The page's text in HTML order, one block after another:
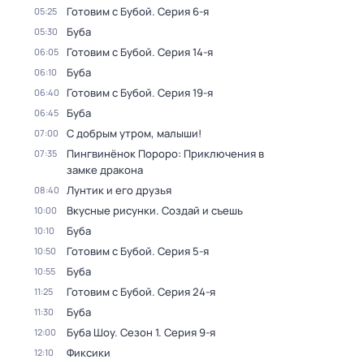
05:25 Готовим с Бубой. Серия 6-я
05:30 Буба
06:05 Готовим с Бубой. Серия 14-я
06:10 Буба
06:40 Готовим с Бубой. Серия 19-я
06:45 Буба
07:00 С добрым утром, малыши!
07:35
Пингвинёнок Пороро: Приключения в
замке дракона
08:40 Лунтик и его друзья
10:00 Вкусные рисунки. Создай и съешь
10:10 Буба
10:50 Готовим с Бубой. Серия 5-я
10:55 Буба
11:25 Готовим с Бубой. Серия 24-я
11:30 Буба
12:00 Буба Шоу. Сезон 1. Серия 9-я
12:10 Фиксики